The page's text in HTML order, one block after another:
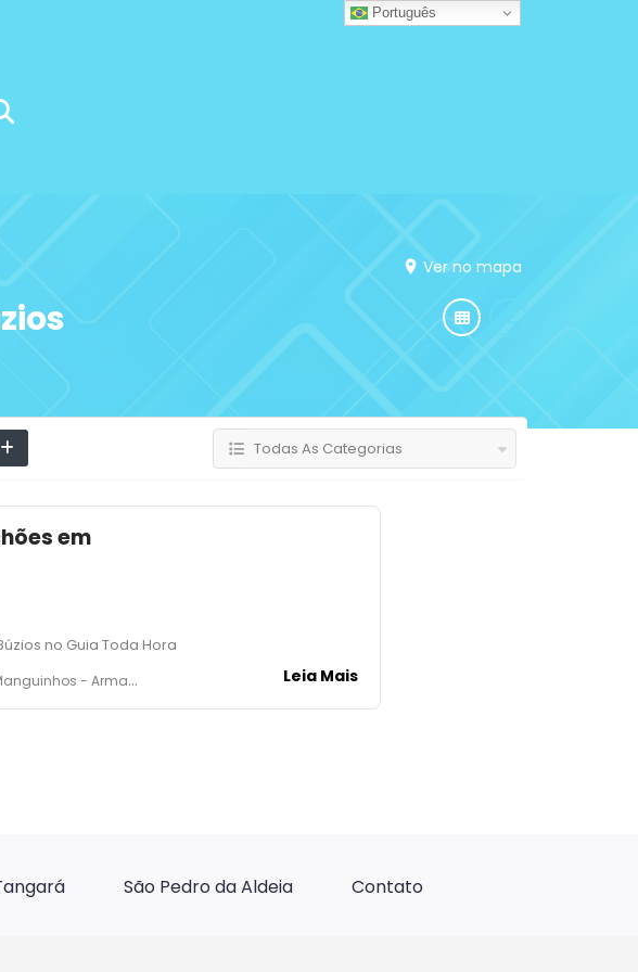
Ver no mapa
Todas As Categorias
em
no Guia Toda Hora
dos Búzios - RJ Leia Mais
São Pedro da Aldeia Contato
Português